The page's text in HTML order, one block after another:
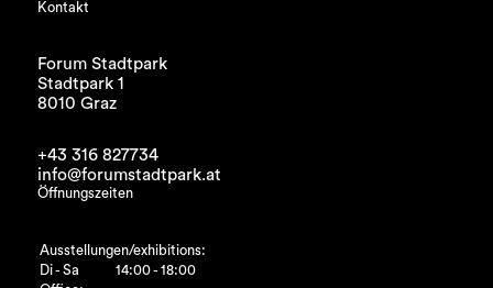
Kontakt
Forum Stadtpark
Stadtpark 1
8010 Graz
+43 316 827734
info@forumstadtpark.at
Öffnungszeiten
Ausstellungen/exhibitions:
Di - Sa
14:00 - 18:00